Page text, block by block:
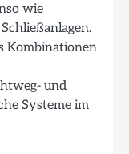
wie
Kombinationen
und
Systeme im